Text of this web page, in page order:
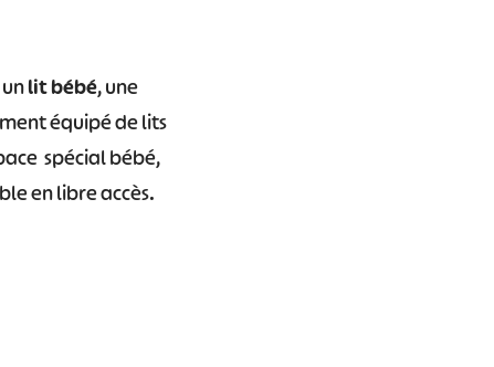
lit bébé, une
équipé de lits
spécial bébé,
en libre accès.